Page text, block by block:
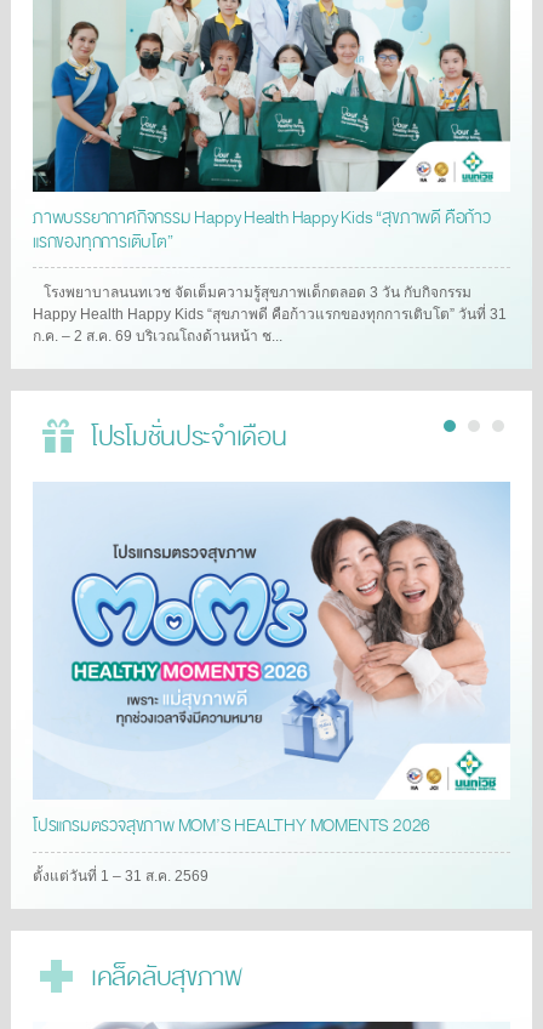
ภาพบรรยากาศกิจกรรม Happy Health Happy Kids “สุขภาพดี คือก้าว
แรกของทุกการเติบโต”
โรงพยาบาลนนทเวช จัดเต็มความรู้สุขภาพเด็กตลอด 3 วัน กับกิจกรรม
Happy Health Happy Kids “สุขภาพดี คือก้าวแรกของทุกการเติบโต” วันที่ 31
ก.ค. – 2 ส.ค. 69 บริเวณโถงด้านหน้า ช...
โปรโมชั่นประจำเดือน
โปรแกรมตรวจสุขภาพ MOM’S HEALTHY MOMENTS 2026
ตั้งแต่วันที่ 1 – 31 ส.ค. 2569
เคล็ดลับสุขภาพ